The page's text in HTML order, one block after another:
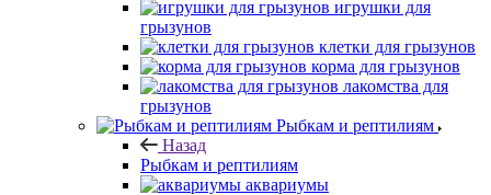
игрушки для
грызунов
клетки для грызунов
корма для грызунов
лакомства для
грызунов
Рыбкам и рептилиям
Назад
Рыбкам и рептилиям
аквариумы